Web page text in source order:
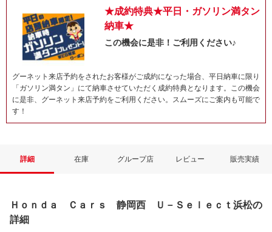
★成約特典★平日・ガソリン満タン
納車★
この機会に是非！ご利用ください♪
グーネット来店予約をされたお客様がご成約になった場合、平日納車に限り
「ガソリン満タン」にて納車させていただく成約特典となります。この機会
に是非、グーネット来店予約をご利用ください。スムーズにご案内も可能で
す！
詳細 在庫 グループ店 レビュー 販売実績
Ｈｏｎｄａ Ｃａｒｓ 静岡西 Ｕ－Ｓｅｌｅｃｔ浜松の
詳細